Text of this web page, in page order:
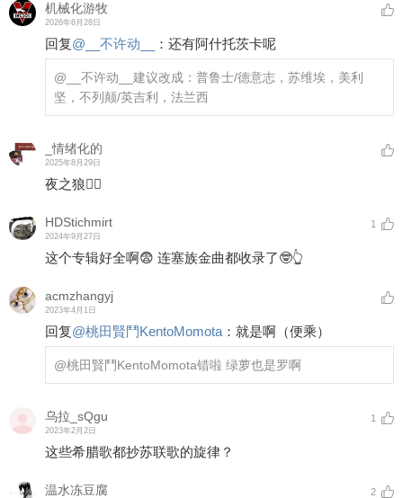
机械化游牧
2026年6月28日
回复@ __不许动__ ： 还有阿什托茨卡呢
@__不许动__ 建议改成：普鲁士/德意志，苏维埃，美利
坚，不列颠/英吉利，法兰西
_情绪化的
2025年8月29日
夜之狼☝🏻
HDStichmirt
2024年9月27日
1
这个专辑好全啊😨 连塞族金曲都收录了🤓👆
acmzhangyj
2023年4月1日
回复@桃田賢鬥KentoMomota ： 就是啊（便乘）
@桃田賢鬥KentoMomota错啦 绿萝也是罗啊
乌拉_sQgu
2023年2月2日
1
这些希腊歌都抄苏联歌的旋律？
温水冻豆腐 2